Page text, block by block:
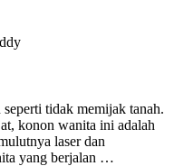
tidak memijak tanah.
konon wanita ini adalah
laser dan
yang berjalan …